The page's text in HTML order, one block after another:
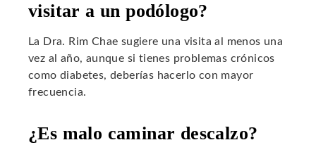
visitar a un podólogo?
La Dra. Rim Chae sugiere una visita al menos una
vez al año, aunque si tienes problemas crónicos
como diabetes, deberías hacerlo con mayor
frecuencia.
¿Es malo caminar descalzo?